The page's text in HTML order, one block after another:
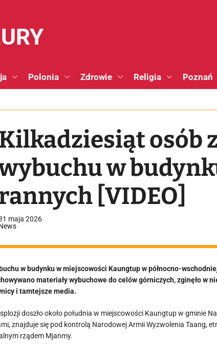
Polonia Zdrowie Religia Poznań
osób
w
[VIDEO]
maja 2026
w budynku w miejscowości Kaungtup w północno-
materiały wybuchowe do celów górniczych, zginęło w
i tamtejsze media.
doszło około południa w miejscowości Kaungtup w gminie
znajduje się pod kontrolą Narodowej Armii Wyzwolenia Taang,
rządem Mjanmy.